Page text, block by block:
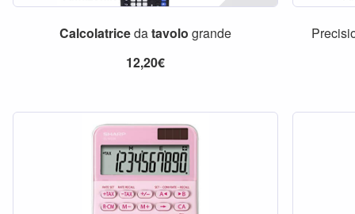
Calcolatricedatavolo grande
12,20€